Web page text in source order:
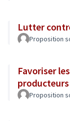
Lutter
Proposition
Favoriser
Proposition